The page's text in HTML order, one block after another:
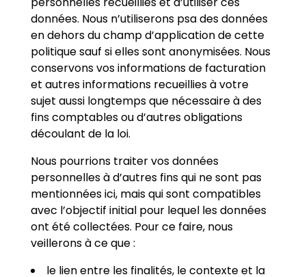
données. Nous n’utiliserons psa des données
en dehors du champ d’application de cette
politique sauf si elles sont anonymisées. Nous
conservons vos informations de facturation
et autres informations recueillies à votre
sujet aussi longtemps que nécessaire à des
fins comptables ou d’autres obligations
découlant de la loi.
Nous pourrions traiter vos données
personnelles à d’autres fins qui ne sont pas
mentionnées ici, mais qui sont compatibles
avec l’objectif initial pour lequel les données
ont été collectées. Pour ce faire, nous
veillerons à ce que :
le lien entre les finalités, le contexte et la